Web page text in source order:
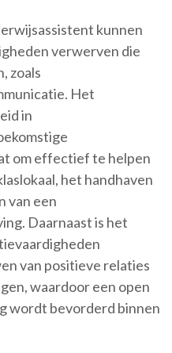
kunnen
verwerven die
zoals
Het
in
om effectief te helpen
het handhaven
van een
Daarnaast is het
van positieve relaties
waardoor een open
wordt bevorderd binnen